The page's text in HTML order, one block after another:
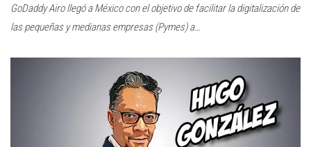
GoDaddy Airo llegó a México con el objetivo de facilitar la digitalización de
las pequeñas y medianas empresas (Pymes) a…